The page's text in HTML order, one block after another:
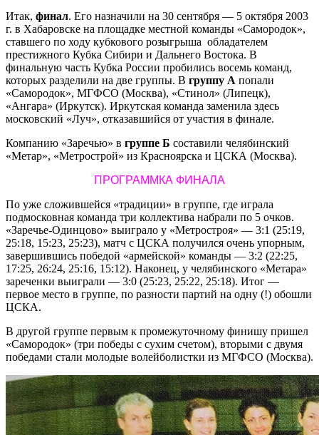
Итак, финал. Его назначили на 30 сентября — 5 октября 2003
г. в Хабаровске на площадке местной команды «Самородок»,
ставшего по ходу кубкового розыгрыша обладателем
престижного Кубка Сибири и Дальнего Востока. В
финальную часть Кубка России пробились восемь команд,
которых разделили на две группы. В группу А попали
«Самородок», МГФСО (Москва), «Стинол» (Липецк),
«Ангара» (Иркутск). Иркутская команда заменила здесь
московский «Луч», отказавшийся от участия в финале.
Компанию «Заречью» в группе Б составили челябинский
«Метар», «Метрострой» из Красноярска и ЦСКА (Москва).
ПРОГРАММКА ФИНАЛА
По уже сложившейся «традиции» в группе, где играла
подмосковная команда три коллектива набрали по 5 очков.
«Заречье-Одинцово» выиграло у «Метростроя» — 3:1 (25:19,
25:18, 15:23, 25:23), матч с ЦСКА получился очень упорным,
завершившись победой «армейской» команды — 3:2 (22:25,
17:25, 26:24, 25:16, 15:12). Наконец, у челябинского «Метара»
зареченки выиграли — 3:0 (25:23, 25:22, 25:18). Итог —
первое место в группе, по разности партий на одну (!) обошли
ЦСКА.
В другой группе первым к промежуточному финишу пришел
«Самородок» (три победы с сухим счетом), вторыми с двумя
победами стали молодые волейболистки из МГФСО (Москва).